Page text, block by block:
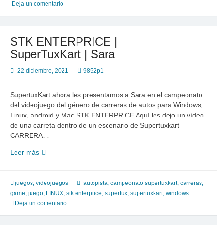
Deja un comentario
STK ENTERPRICE |
SuperTuxKart | Sara
22 diciembre, 2021 9852p1
SupertuxKart ahora les presentamos a Sara en el campeonato
del videojuego del género de carreras de autos para Windows,
Linux, android y Mac STK ENTERPRICE Aquí les dejo un vídeo
de una carreta dentro de un escenario de Supertuxkart
CARRERA…
Leer másSTK
SuperTuxKart
|
Sara
juegos, videojuegos autopista, campeonato supertuxkart, carreras,
game, juego, LINUX, stk enterprice, supertux, supertuxkart, windows
Deja un comentario